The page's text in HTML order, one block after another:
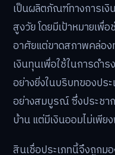
เป็นผลิตภัณฑ์ทางการเ
สูงวัย โดยมีเป้าหมายเพื่
อาศัยแต่ขาดสภาพคล่อง
เงินทุนเพื่อใช้ในการด
อย่างยิ่งในบริบทของปร
อย่างสมบูรณ์ ซึ่งประชา
บ้าน แต่มีเงินออมไม่เพี
สินเชื่อประเภทนี้จึงถูกม